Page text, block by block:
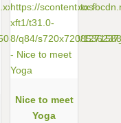
Nice to meet
Yoga